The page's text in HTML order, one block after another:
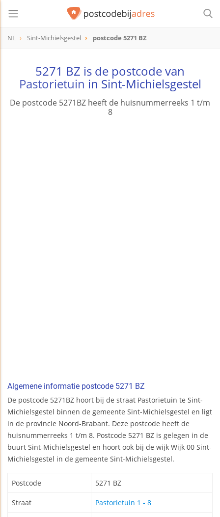
NL Sint-Michielsgestel postcode 5271 BZ
5271 BZ is de postcode van
Pastorietuin in Sint-Michielsgestel
De postcode 5271BZ heeft de huisnummerreeks 1 t/m
8
Algemene informatie postcode 5271 BZ
De postcode 5271BZ hoort bij de straat Pastorietuin te Sint-
Michielsgestel binnen de gemeente Sint-Michielsgestel en ligt
in de provincie Noord-Brabant. Deze postcode heeft de
huisnummerreeks 1 t/m 8. Postcode 5271 BZ is gelegen in de
buurt Sint-Michielsgestel en hoort ook bij de wijk Wijk 00 Sint-
Michielsgestel in de gemeente Sint-Michielsgestel.
Postcode 5271 BZ
Straat Pastorietuin 1 - 8